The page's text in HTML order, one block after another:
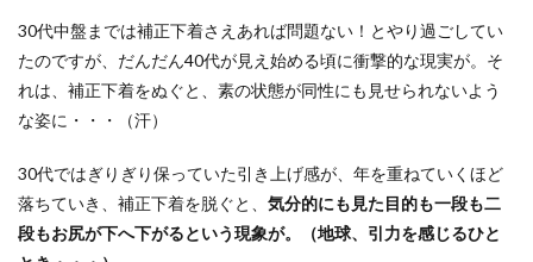
30代中盤までは補正下着さえあれば問題ない！とやり過ごしてい
たのですが、だんだん40代が見え始める頃に衝撃的な現実が。そ
れは、補正下着をぬぐと、素の状態が同性にも見せられないよう
な姿に・・・（汗）
30代ではぎりぎり保っていた引き上げ感が、年を重ねていくほど
落ちていき、補正下着を脱ぐと、 気分的にも見た目的も一段も二
段もお尻が下へ下がるという現象が。（地球、引力を感じるひと